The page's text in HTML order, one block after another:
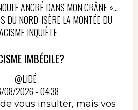
ANCRÉ DANS MON CRÂNE »…
DU NORD-ISÈRE LA MONTÉE DU
INQUIÈTE
IMBÉCILE?
@LIDÉ
08/2026 - 04:38
vous insulter, mais vos